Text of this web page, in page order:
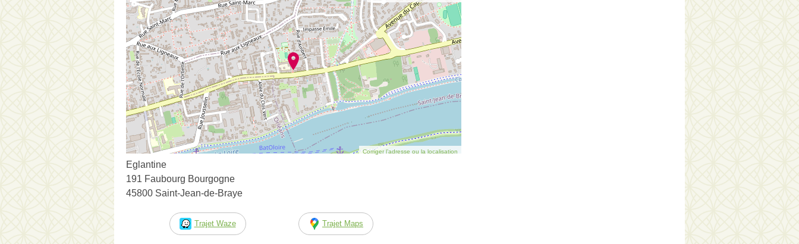
Corriger l’adresse ou la localisation
Eglantine
191 Faubourg Bourgogne
45800 Saint-Jean-de-Braye
Trajet Waze Trajet Maps